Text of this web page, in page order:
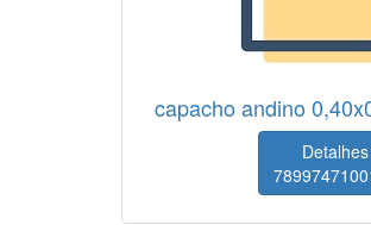
capacho andino
Detalhes